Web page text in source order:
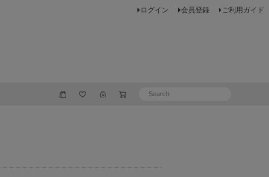
ログイン 会員登録 ご利用ガイド